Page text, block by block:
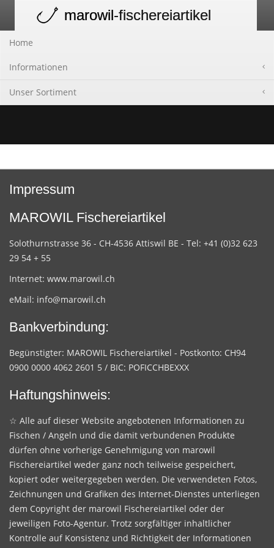
navigation
marowil-fischereiartikel
Home
Informationen
Unser Sortiment
Impressum
MAROWIL Fischereiartikel
Solothurnstrasse 36 - CH-4536 Attiswil BE - Tel: +41 (0)32 623
29 54 + 55
Internet: www.marowil.ch
eMail: info@marowil.ch
Bankverbindung:
Begünstigter: MAROWIL Fischereiartikel - Postkonto: CH94
0900 0000 4062 2601 5 / BIC: POFICCHBEXXX
Haftungshinweis:
☆ Alle auf dieser Website angebotenen Informationen zu
Fischen / Angeln und die damit verbundenen Produkte
dürfen ohne vorherige Genehmigung von marowil
Fischereiartikel weder ganz noch teilweise gespeichert,
kopiert oder weitergegeben werden. Die verwendeten Fotos,
Zeichnungen und Grafiken des Internet-Dienstes unterliegen
dem Copyright der marowil Fischereiartikel oder der
jeweiligen Foto-Agentur. Trotz sorgfältiger inhaltlicher
Kontrolle auf Konsistenz und Richtigkeit der Informationen